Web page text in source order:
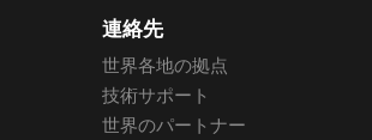
連絡先
世界各地の拠点
技術サポート
世界のパートナー